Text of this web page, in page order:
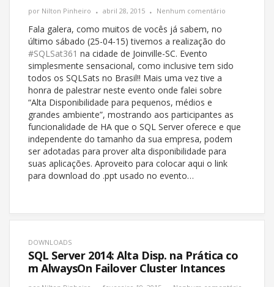
por Nilton Pinheiro abril 28, 2015 Nenhum comentário
Fala galera, como muitos de vocês já sabem, no
último sábado (25-04-15) tivemos a realização do
#SQLSat361 na cidade de Joinville-SC. Evento
simplesmente sensacional, como inclusive tem sido
todos os SQLSats no Brasil!! Mais uma vez tive a
honra de palestrar neste evento onde falei sobre
“Alta Disponibilidade para pequenos, médios e
grandes ambiente”, mostrando aos participantes as
funcionalidade de HA que o SQL Server oferece e que
independente do tamanho da sua empresa, podem
ser adotadas para prover alta disponibilidade para
suas aplicações. Aproveito para colocar aqui o link
para download do .ppt usado no evento…
DOWNLOADS
SQL Server 2014: Alta Disp. na Prática co
m AlwaysOn Failover Cluster Intances